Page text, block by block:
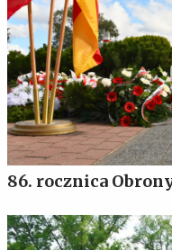
86. rocznica